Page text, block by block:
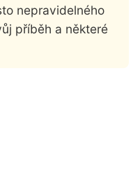
nepravidelného
příběh a některé